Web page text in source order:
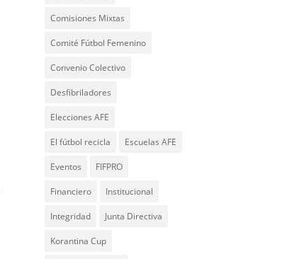
Comisiones Mixtas
Comité Fútbol Femenino
Convenio Colectivo
Desfibriladores
Elecciones AFE
El fútbol recicla Escuelas AFE
Eventos FIFPRO
Financiero Institucional
Integridad Junta Directiva
Korantina Cup